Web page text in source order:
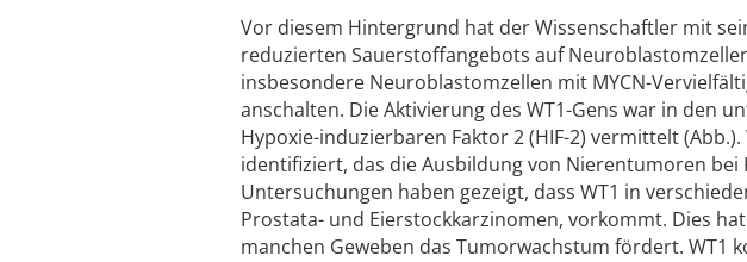
Vor diesem Hintergrund hat der Wissenschaftler mit
reduzierten Sauerstoffangebots auf
insbesondere Neuroblastomzellen mit MYCN-
anschalten. Die Aktivierung des WT1-Gens war in den
Hypoxie-induzierbaren Faktor 2 (HIF-2) vermittelt
identifiziert, das die Ausbildung von Nierentumoren
Untersuchungen haben gezeigt, dass WT1 in
Prostata- und Eierstockkarzinomen, vorkommt. Dies
manchen Geweben das Tumorwachstum fördert. WT1